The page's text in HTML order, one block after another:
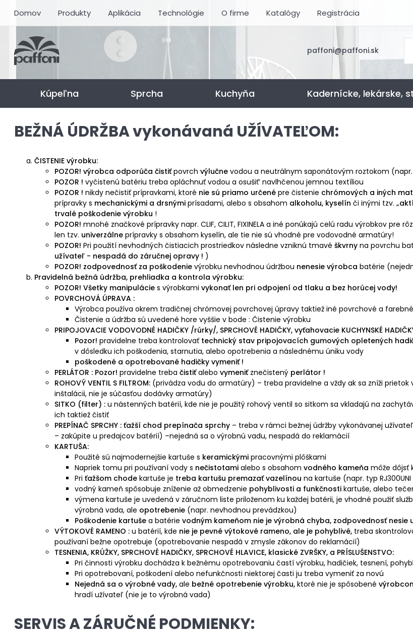
Domov Produkty Aplikácia Technológie O firme Katalógy Registrácia
paffoni@paffoni.sk
Kúpeľna Sprcha Kuchyňa Kadernícke, lekárske,
BEŽNÁ ÚDRŽBA vykonávaná UŽÍVATEĽOM:
ČISTENIE výrobku:
POZOR! výrobca odporúča čistiťpovrch výlučne vodou a neutrálnym saponátovým roztokom
POZOR ! vyčistenú batériu treba opláchnuť vodou a osušiť’ navlhčenou jemnou textíliou
POZOR ! nikdy nečistiť prípravkami, ktoré nie sú priamo určené pre čistenie chrómových a iných
prípravky s mechanickými a drsnými prísadami, alebo s obsahom alkoholu, kyselín či inými tzv.
trvalé poškodenie výrobku !
POZOR! mnohé značkové prípravky napr. CLIF, CILIT, FIXINELA a iné ponúkajú celú radu výrobkov
len tzv. univerzálne prípravky s obsahom kyselín, ale tie nie sú vhodné pre vodovodné armatúry!
POZOR! Pri použití nevhodných čistiacich prostriedkov následne vzniknú tmavé škvrny na povrchu
užívateľ - nespadá do záručnej opravy ! )
POZOR! zodpovednosť za poškodenie výrobku nevhodnou údržbou nenesie výrobca batérie
Pravidelná bežná údržba, prehliadka a kontrola výrobku:
POZOR! Všetky manipulácie s výrobkami vykonať len pri odpojení od tlaku a bez horúcej vody!
POVRCHOVÁ ÚPRAVA :
Výrobca používa okrem tradičnej chrómovej povrchovej úpravy taktiež iné povrchové a
Čistenie a údržba sú uvedené hore vyššie v bode : Čistenie výrobku
PRIPOJOVACIE VODOVODNÉ HADIČKY /rúrky/, SPRCHOVÉ HADIČKY, vyťahovacie KUCHYNSKÉ
Pozor! pravidelne treba kontrolovať technický stav pripojovacích gumových opletených
v dôsledku ich poškodenia, starnutia, alebo opotrebenia a následnému úniku vody
poškodené a opotrebované hadičky vymeniť !
PERLÁTOR : Pozor! pravidelne treba čistiťalebo vymeniťznečistený perlátor !
ROHOVÝ VENTIL S FILTROM: (privádza vodu do armatúry) – treba pravidelne a vždy ak sa zníži
inštalácii, nie je súčasťou dodávky armatúry)
SITKO (filter) : u nástenných batérií, kde nie je použitý rohový ventil so sitkom sa vkladajú na
ich taktiež čistiť
PREPÍNAČ SPRCHY : ťažší chod prepínača sprchy – treba v rámci bežnej údržby vykonávanej
– zakúpite u predajcov batérií) –nejedná sa o výrobnú vadu, nespadá do reklamácií
KARTUŠA:
Použité sú najmodernejšie kartuše s keramickými pracovnými plôškami
Napriek tomu pri používaní vody s nečistotami alebo s obsahom vodného kameňa môže dôjsť
Pri ťažšom chode kartuše je treba kartušu premazať vazelínou na kartuše (napr. typ RJ300UNI
vodný kameň spôsobuje zníženie až obmedzenie pohyblivosti a funkčnosti kartuše, alebo
výmena kartuše je uvedená v záručnom liste priloženom ku každej batérii, je vhodné použiť
výrobná vada, ale opotrebenie (napr. nevhodnou prevádzkou)
Poškodenie kartuše a batérie vodným kameňom nie je výrobná chyba, zodpovednosť nesie
VÝTOKOVÉ RAMENO : u batérií, kde nie je pevné výtokové rameno, ale je pohyblivé, treba
používaní bežne opotrebuje (opotrebovanie nespadá v zmysle zákonov do reklamácií)
TESNENIA, KRÚŽKY, SPRCHOVÉ HADIČKY, SPRCHOVÉ HLAVICE, klasické ZVRŠKY, a PRÍSLUŠENSTVO:
Pri činnosti výrobku dochádza k bežnému opotrebovaniu častí výrobku, hadičiek, tesnení,
Pri opotrebovaní, poškodení alebo nefunkčnosti niektorej časti ju treba vymeniť za novú
Nejedná sa o výrobné vady, ale bežné opotrebenie výrobku, ktoré nie je spôsobené
hradí užívateľ (nie je to výrobná vada)
SERVIS A ZÁRUČNÉ PODMIENKY: